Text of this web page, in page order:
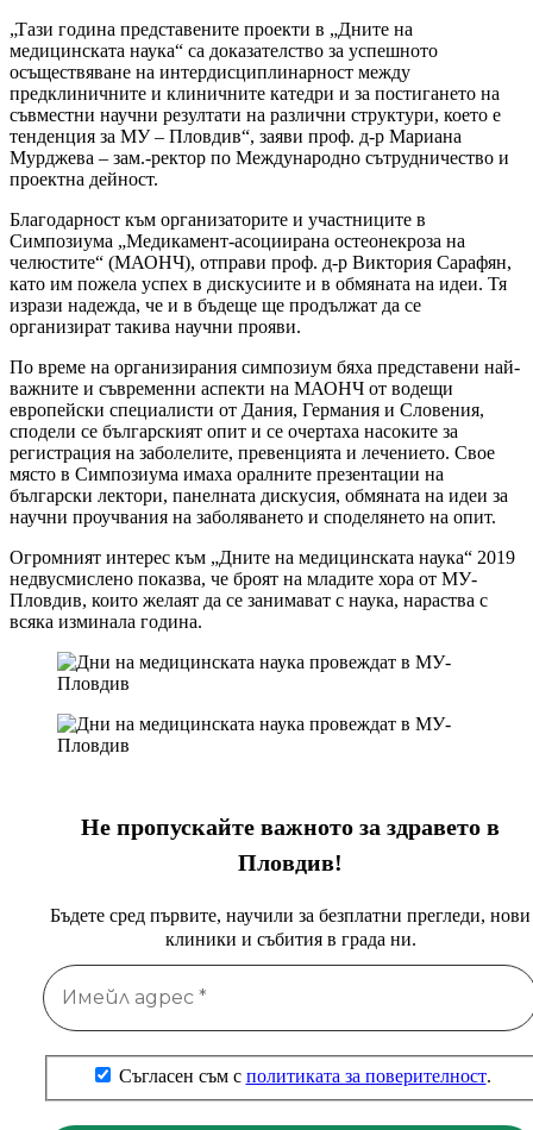
„Тази година представените проекти в „Дните на
медицинската наука“ са доказателство за успешното
осъществяване на интердисциплинарност между
предклиничните и клиничните катедри и за постигането на
съвместни научни резултати на различни структури, което е
тенденция за МУ – Пловдив“, заяви проф. д-р Мариана
Мурджева – зам.-ректор по Международно сътрудничество и
проектна дейност.
Благодарност към организаторите и участниците в
Симпозиума „Медикамент-асоциирана остеонекроза на
челюстите“ (МАОНЧ), отправи проф. д-р Виктория Сарафян,
като им пожела успех в дискусиите и в обмяната на идеи. Тя
изрази надежда, че и в бъдеще ще продължат да се
организират такива научни прояви.
По време на организирания симпозиум бяха представени най-
важните и съвременни аспекти на МАОНЧ от водещи
европейски специалисти от Дания, Германия и Словения,
сподели се българският опит и се очертаха насоките за
регистрация на заболелите, превенцията и лечението. Свое
място в Симпозиума имаха оралните презентации на
български лектори, панелната дискусия, обмяната на идеи за
научни проучвания на заболяването и споделянето на опит.
Огромният интерес към „Дните на медицинската наука“ 2019
недвусмислено показва, че броят на младите хора от МУ-
Пловдив, които желаят да се занимават с наука, нараства с
всяка изминала година.
Не пропускайте важното за здравето в
Пловдив!
Бъдете сред първите, научили за безплатни прегледи, нови
клиники и събития в града ни.
Съгласен съм с политиката за поверителност.